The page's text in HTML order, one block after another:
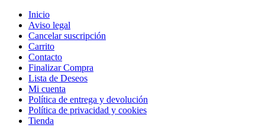
Inicio
Aviso legal
Cancelar suscripción
Carrito
Contacto
Finalizar Compra
Lista de Deseos
Mi cuenta
Política de entrega y devolución
Política de privacidad y cookies
Tienda